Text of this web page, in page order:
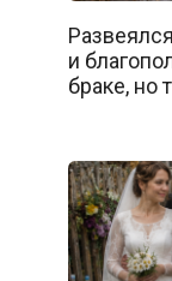
и
браке, но